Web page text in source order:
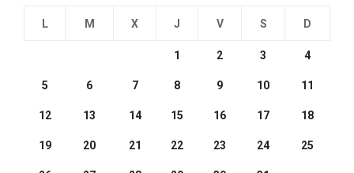
L M X J V S D
1 2 3 4
5 6 7 8 9 10 11
12 13 14 15 16 17 18
19 20 21 22 23 24 25